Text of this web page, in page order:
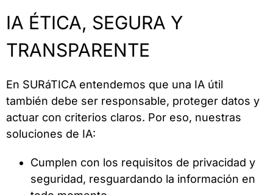
IA ÉTICA, SEGURA Y
TRANSPARENTE
En SURáTICA entendemos que una IA útil
también debe ser responsable, proteger datos y
actuar con criterios claros. Por eso, nuestras
soluciones de IA:
Cumplen con los requisitos de privacidad y
seguridad, resguardando la información en